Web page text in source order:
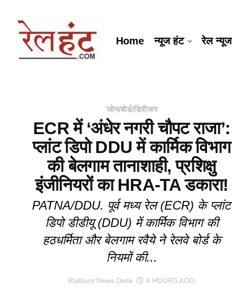
Home न्यूज हंट रेल न्यूज
जोन/बोर्ड/डिवीजन
ECR में ‘अंधेर नगरी चौपट राजा’:
प्लांट डिपो DDU में कार्मिक विभाग
की बेलगाम तानाशाही, प्रशिक्षु
इंजीनियरों का HRA-TA डकारा!
PATNA/DDU. पूर्व मध्य रेल (ECR) के प्लांट
डिपो डीडीयू (DDU) में कार्मिक विभाग की
हठधर्मिता और बेलगाम रवैये ने रेलवे बोर्ड के
नियमों की...
Railhunt News Desk 4 HOURS AGO